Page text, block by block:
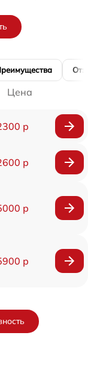
Цена
р
р
р
р